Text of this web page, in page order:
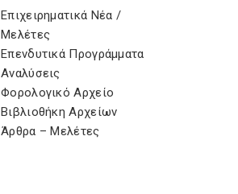
Επιχειρηματικά Νέα /
Μελέτες
Επενδυτικά Προγράμματα
Αναλύσεις
Φορολογικό Αρχείο
Βιβλιοθήκη Αρχείων
Άρθρα – Μελέτες